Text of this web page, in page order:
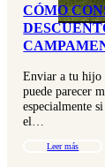
CÓMO
Enviar a tu hijo
puede parecer
especialmente
el…
Leer más